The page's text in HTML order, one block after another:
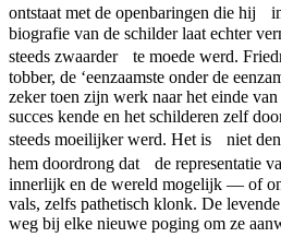
ontstaat met de openbaringen die hij
biografie van de schilder laat echter
steeds zwaarder te moede werd.
tobber, de ‘eenzaamste onder de
zeker toen zijn werk naar het einde
succes kende en het schilderen zelf
steeds moeilijker werd. Het is niet
hem doordrong dat de representatie
innerlijk en de wereld mogelijk — of
vals, zelfs pathetisch klonk. De
weg bij elke nieuwe poging om ze